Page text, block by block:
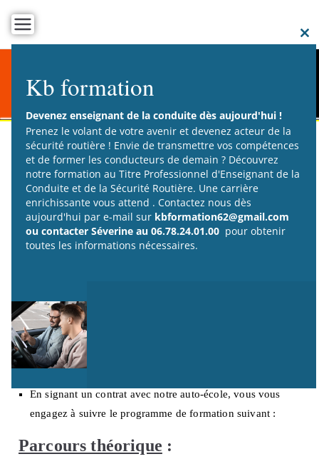
PARCOURS DE FORMATION
A télécharger
Vous allez apprendre à manipuler une automobile, à circuler
Le parcours de formation qui vous est proposé vous
permettra de progresser, de connaître les règles du code de
la route, de devenir un conducteur responsable et de vous
En signant un contrat avec notre auto-école, vous vous
engagez à suivre le programme de formation suivant :
Parcours théorique :
Kb formation
Devenez enseignant de la conduite dès aujourd'hui !
Prenez le volant de votre avenir et devenez acteur de la
sécurité routière ! Envie de transmettre vos compétences
et de former les conducteurs de demain ? Découvrez
notre formation au Titre Professionnel d'Enseignant de la
Conduite et de la Sécurité Routière. Une carrière
enrichissante vous attend . Contactez nous dès
aujourd'hui par e-mail sur kbformation62@gmail.com
ou contacter Séverine au 06.78.24.01.00 pour obtenir
toutes les informations nécessaires.